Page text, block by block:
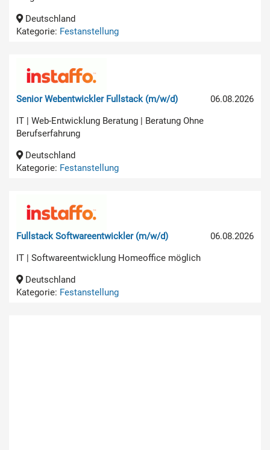
Deutschland
Kategorie: Festanstellung
06.08.2026
Senior Webentwickler Fullstack (m/w/d)
IT | Web-Entwicklung Beratung | Beratung Ohne
Berufserfahrung
Deutschland
Kategorie: Festanstellung
06.08.2026
Fullstack Softwareentwickler (m/w/d)
IT | Softwareentwicklung Homeoffice möglich
Deutschland
Kategorie: Festanstellung